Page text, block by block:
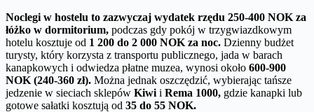
Noclegi w hostelu to zazwyczaj wydatek rzędu 250-400 NOK za
łóżko w dormitorium, podczas gdy pokój w trzygwiazdkowym
hotelu kosztuje od 1 200 do 2 000 NOK za noc. Dzienny budżet
turysty, który korzysta z transportu publicznego, jada w barach
kanapkowych i odwiedza płatne muzea, wynosi około 600-900
NOK (240-360 zł). Można jednak oszczędzić, wybierając tańsze
jedzenie w sieciach sklepów Kiwi i Rema 1000, gdzie kanapki lub
gotowe sałatki kosztują od 35 do 55 NOK.